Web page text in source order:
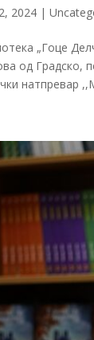
2024 |
„Гоце
од Градско,
натпревар